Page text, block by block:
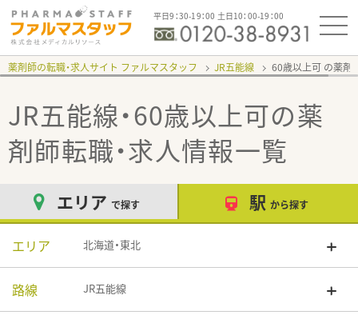
平日9：30-19：00 土日10：00-19：00
薬剤師の転職・求人サイト ファルマスタッフ JR五能線 60歳以上可
JR五能線・60歳以上可の薬
剤師転職・求人情報一覧
エリア で探す 駅 から探す
エリア 北海道・東北
路線 JR五能線